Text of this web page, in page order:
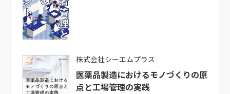
株式会社シーエムプラス
医薬品製造におけるモノづくりの原
点と工場管理の実践